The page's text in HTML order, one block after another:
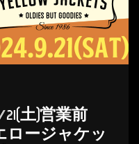
土)営業前
ロージャケッ